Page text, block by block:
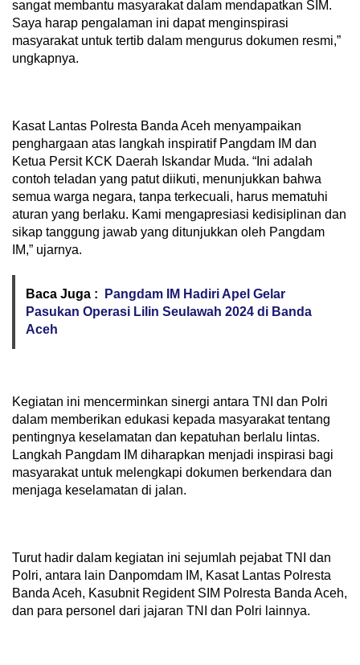
sangat membantu masyarakat dalam mendapatkan SIM.
Saya harap pengalaman ini dapat menginspirasi
masyarakat untuk tertib dalam mengurus dokumen resmi,”
ungkapnya.
Kasat Lantas Polresta Banda Aceh menyampaikan
penghargaan atas langkah inspiratif Pangdam IM dan
Ketua Persit KCK Daerah Iskandar Muda. “Ini adalah
contoh teladan yang patut diikuti, menunjukkan bahwa
semua warga negara, tanpa terkecuali, harus mematuhi
aturan yang berlaku. Kami mengapresiasi kedisiplinan dan
sikap tanggung jawab yang ditunjukkan oleh Pangdam
IM,” ujarnya.
Baca Juga :
Pangdam IM Hadiri Apel Gelar
Pasukan Operasi Lilin Seulawah 2024 di Banda
Aceh
Kegiatan ini mencerminkan sinergi antara TNI dan Polri
dalam memberikan edukasi kepada masyarakat tentang
pentingnya keselamatan dan kepatuhan berlalu lintas.
Langkah Pangdam IM diharapkan menjadi inspirasi bagi
masyarakat untuk melengkapi dokumen berkendara dan
menjaga keselamatan di jalan.
Turut hadir dalam kegiatan ini sejumlah pejabat TNI dan
Polri, antara lain Danpomdam IM, Kasat Lantas Polresta
Banda Aceh, Kasubnit Regident SIM Polresta Banda Aceh,
dan para personel dari jajaran TNI dan Polri lainnya.